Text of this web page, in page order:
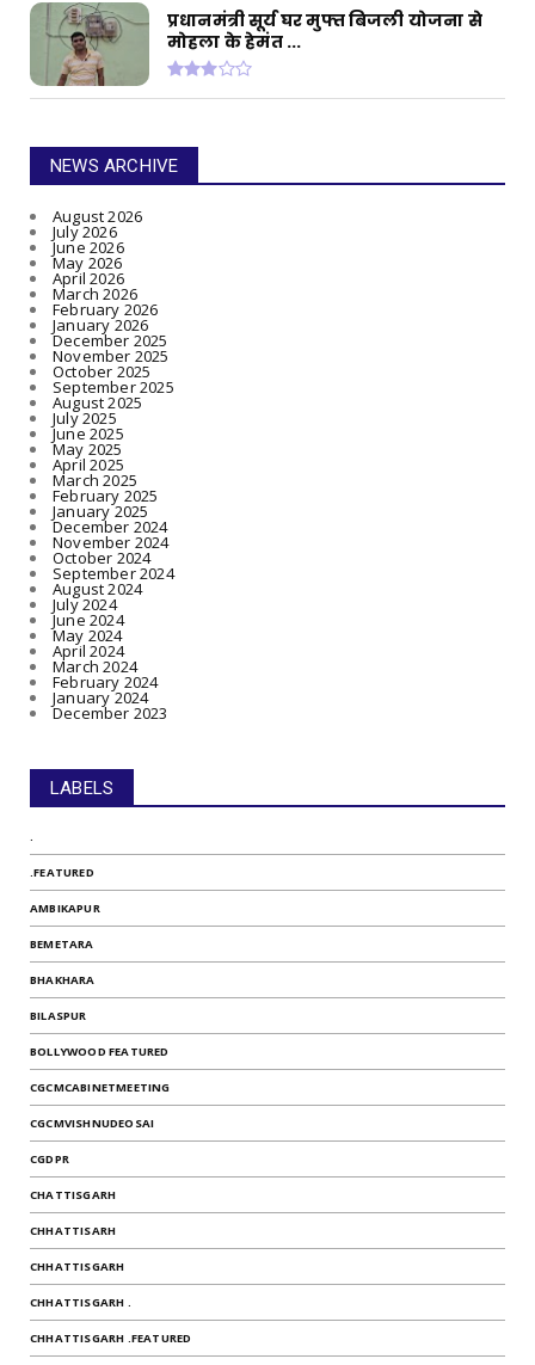
प्रधानमंत्री सूर्य घर मुफ्त बिजली योजना से
मोहला के हेमंत ...
NEWS ARCHIVE
August 2026
July 2026
June 2026
May 2026
April 2026
March 2026
February 2026
January 2026
December 2025
November 2025
October 2025
September 2025
August 2025
July 2025
June 2025
May 2025
April 2025
March 2025
February 2025
January 2025
December 2024
November 2024
October 2024
September 2024
August 2024
July 2024
June 2024
May 2024
April 2024
March 2024
February 2024
January 2024
December 2023
LABELS
.
.FEATURED
AMBIKAPUR
BEMETARA
BHAKHARA
BILASPUR
BOLLYWOOD FEATURED
CGCMCABINETMEETING
CGCMVISHNUDEOSAI
CGDPR
CHATTISGARH
CHHATTISARH
CHHATTISGARH
CHHATTISGARH .
CHHATTISGARH .FEATURED